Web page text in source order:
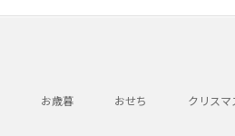
お歳暮 おせち クリスマ